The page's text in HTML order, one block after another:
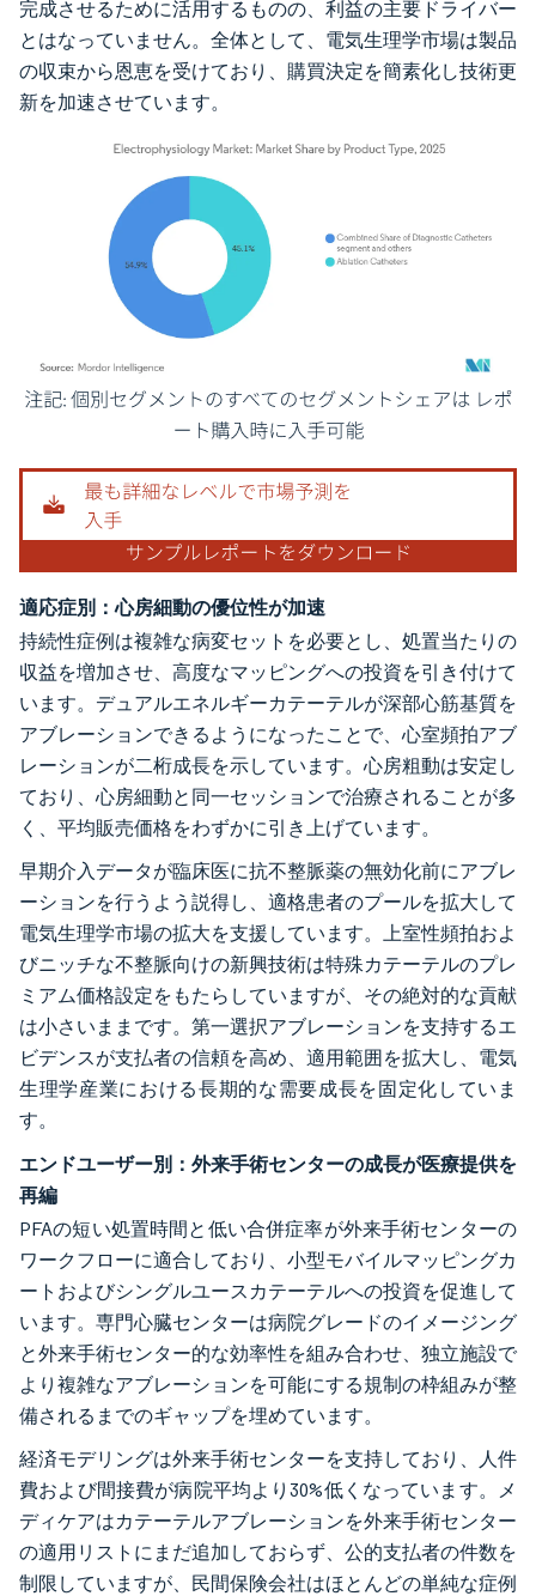
完成させるために活用するものの、利益の主要ドライバー
とはなっていません。全体として、電気生理学市場は製品
の収束から恩恵を受けており、購買決定を簡素化し技術更
新を加速させています。
画像 © Mordor Intelligence。再利用にはCC BY 4.0の表示が必要です。
適応症別：心房細動の優位性が加速
持続性症例は複雑な病変セットを必要とし、処置当たりの
収益を増加させ、高度なマッピングへの投資を引き付けて
います。デュアルエネルギーカテーテルが深部心筋基質を
アブレーションできるようになったことで、心室頻拍アブ
レーションが二桁成長を示しています。心房粗動は安定し
ており、心房細動と同一セッションで治療されることが多
く、平均販売価格をわずかに引き上げています。
早期介入データが臨床医に抗不整脈薬の無効化前にアブレ
ーションを行うよう説得し、適格患者のプールを拡大して
電気生理学市場の拡大を支援しています。上室性頻拍およ
びニッチな不整脈向けの新興技術は特殊カテーテルのプレ
ミアム価格設定をもたらしていますが、その絶対的な貢献
は小さいままです。第一選択アブレーションを支持するエ
ビデンスが支払者の信頼を高め、適用範囲を拡大し、電気
生理学産業における長期的な需要成長を固定化していま
す。
エンドユーザー別：外来手術センターの成長が医療提供を
再編
PFAの短い処置時間と低い合併症率が外来手術センターの
ワークフローに適合しており、小型モバイルマッピングカ
ートおよびシングルユースカテーテルへの投資を促進して
います。専門心臓センターは病院グレードのイメージング
と外来手術センター的な効率性を組み合わせ、独立施設で
より複雑なアブレーションを可能にする規制の枠組みが整
備されるまでのギャップを埋めています。
経済モデリングは外来手術センターを支持しており、人件
費および間接費が病院平均より30%低くなっています。メ
ディケアはカテーテルアブレーションを外来手術センター
の適用リストにまだ追加しておらず、公的支払者の件数を
制限していますが、民間保険会社はほとんどの単純な症例